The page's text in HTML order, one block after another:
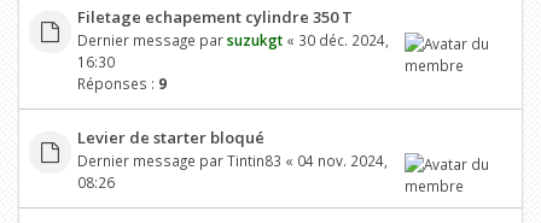
Filetage echapement cylindre 350 T
Dernier message parsuzukgt« 30 déc. 2024,
16:30
Réponses : 9
Levier de starter bloqué
Dernier message parTintin83 « 04 nov. 2024,
08:26